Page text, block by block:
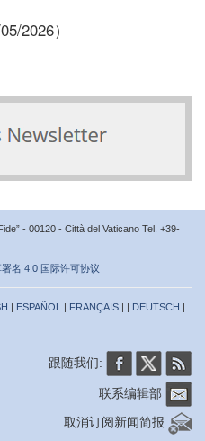
2026）
- 00120 - Città del Vaticano Tel. +39-
名 4.0 国际许可协议
| ESPAÑOL | FRANÇAIS | | DEUTSCH |
跟随我们:
联系编辑部
取消订阅新闻简报